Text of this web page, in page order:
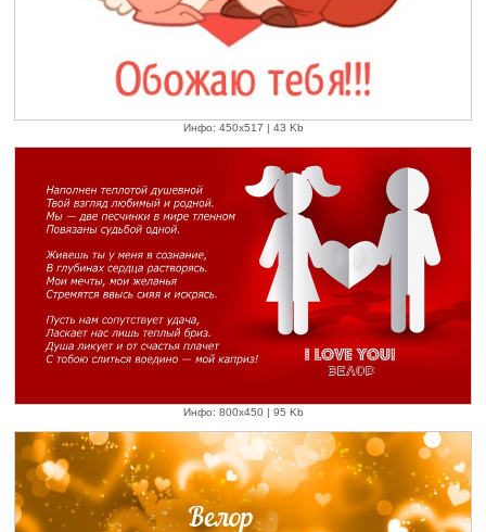
Инфо: 450х517 | 43 Kb
Инфо: 800х450 | 95 Kb